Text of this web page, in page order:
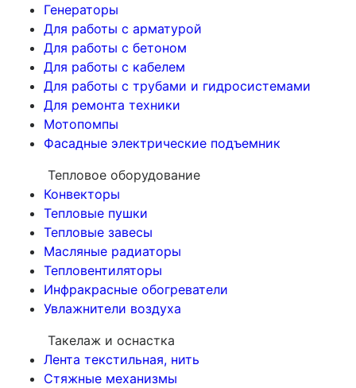
Генераторы
Для работы с арматурой
Для работы с бетоном
Для работы с кабелем
Для работы с трубами и гидросистемами
Для ремонта техники
Мотопомпы
Фасадные электрические подъемник
Тепловое оборудование
Конвекторы
Тепловые пушки
Тепловые завесы
Масляные радиаторы
Тепловентиляторы
Инфракрасные обогреватели
Увлажнители воздуха
Такелаж и оснастка
Лента текстильная, нить
Стяжные механизмы